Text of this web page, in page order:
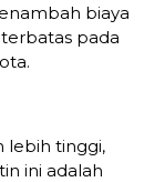
biaya
pada
lebih tinggi,
ini adalah